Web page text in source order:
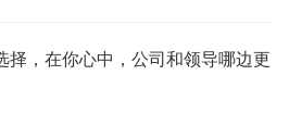
择，在你心中，公司和领导哪边更